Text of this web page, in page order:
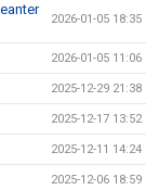
2026-01-05 18:35
2026-01-05 11:06
2025-12-29 21:38
2025-12-17 13:52
2025-12-11 14:24
2025-12-06 18:59